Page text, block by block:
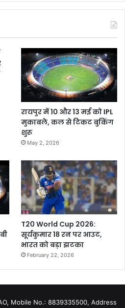
रायपुर में 10 और 13 मई को IPL
मुकाबले, कल से टिकट बुकिंग
शुरू
May 2, 2026
T20 World Cup 2026:
सूर्यकुमार 18 रन पर आउट,
भारत को बड़ा झटका
February 22, 2026
Mobile No.: 8839335500, Address